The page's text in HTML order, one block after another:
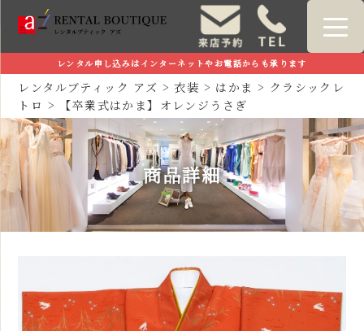
レンタル申し込みはインターネットやお電話からも承ります
レンタルブティック アズ >衣装 > はかま > クラシックレ
トロ > 【卒業式はかま】オレンジうさぎ
商品詳細